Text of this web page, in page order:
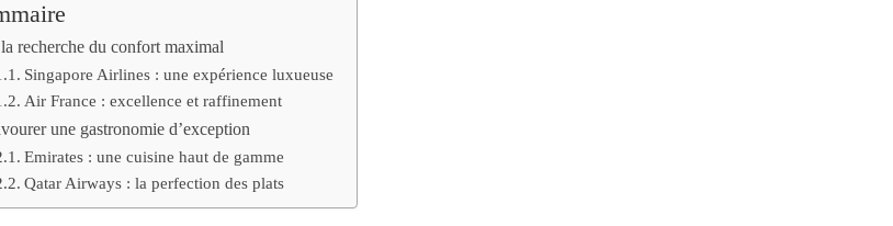
recherche du confort maximal
Singapore Airlines : une expérience luxueuse
Air France : excellence et raffinement
une gastronomie d’exception
Emirates : une cuisine haut de gamme
Qatar Airways : la perfection des plats